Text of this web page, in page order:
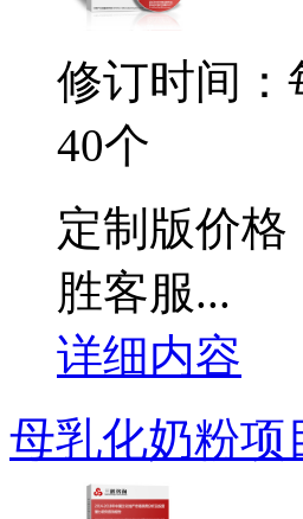
修订时间：
40个
定制版价
胜客服...
详细内容
母乳化奶粉项